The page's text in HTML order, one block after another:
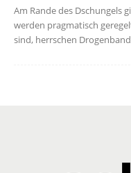
Am Rande des Dschungels
werden pragmatisch
sind, herrschen